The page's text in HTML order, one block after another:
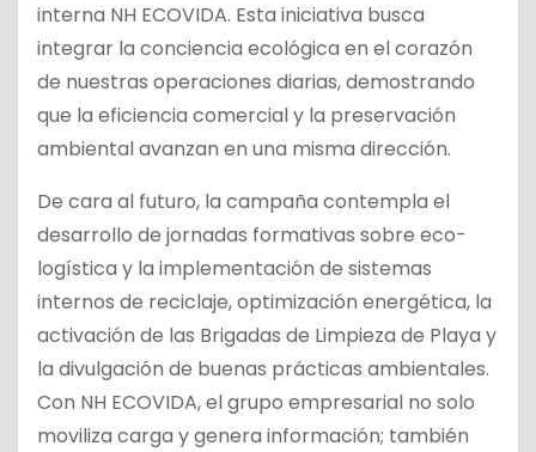
interna NH ECOVIDA. Esta iniciativa busca
integrar la conciencia ecológica en el corazón
de nuestras operaciones diarias, demostrando
que la eficiencia comercial y la preservación
ambiental avanzan en una misma dirección.
De cara al futuro, la campaña contempla el
desarrollo de jornadas formativas sobre eco-
logística y la implementación de sistemas
internos de reciclaje, optimización energética, la
activación de las Brigadas de Limpieza de Playa y
la divulgación de buenas prácticas ambientales.
Con NH ECOVIDA, el grupo empresarial no solo
moviliza carga y genera información; también